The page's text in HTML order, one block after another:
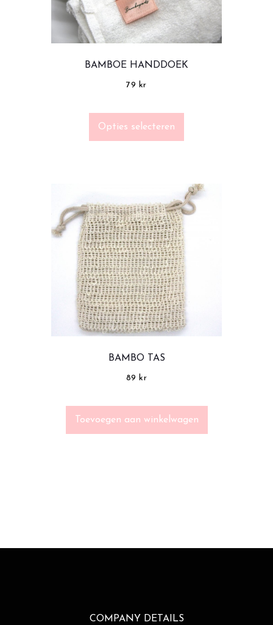
BAMBOE HANDDOEK
79 kr
Opties selecteren
BAMBO TAS
89kr
Toevoegen aan winkelwagen
COMPANY DETAILS